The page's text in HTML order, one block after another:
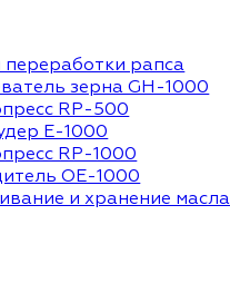
переработки рапса
зерна GH-1000
RP-500
Е-1000
RP-1000
OE-1000
и хранение масла